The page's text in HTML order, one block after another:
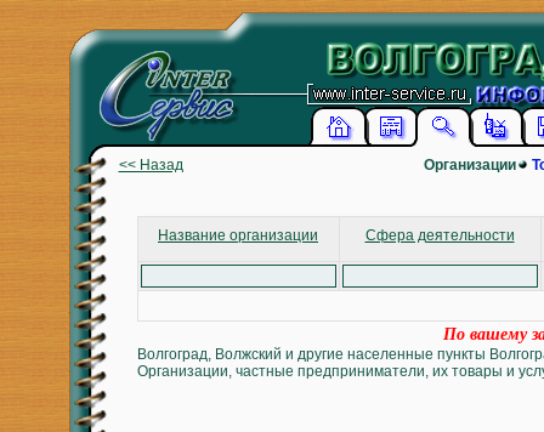
<< Назад Организации
Название организации Сфера деятельности
По вашему
Волгоград, Волжский и другие населенные пункты
Организации, частные предприниматели, их товары и